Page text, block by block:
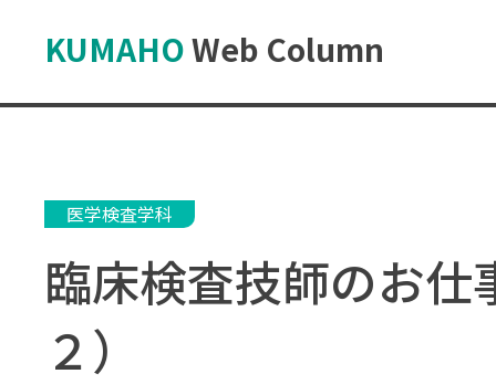
KUMAHOWeb Column
医学検査学科
臨床検査技師のお
２）